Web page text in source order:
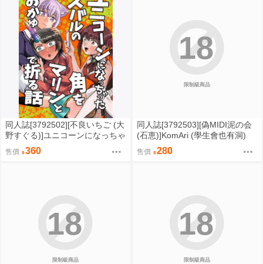
同人誌[3792502][不良いちご (大
野すぐる)]ユニコーンになっちゃ
ったスバルの角をマリンとおか
ゆで折る話 (hololive )
售價 360
限制級商品
18
同人誌[3792503][偽MIDI泥の会
(石恵)]KomAri (學生會也有洞)
售價 280
限制級商品
18
限制級商品
18